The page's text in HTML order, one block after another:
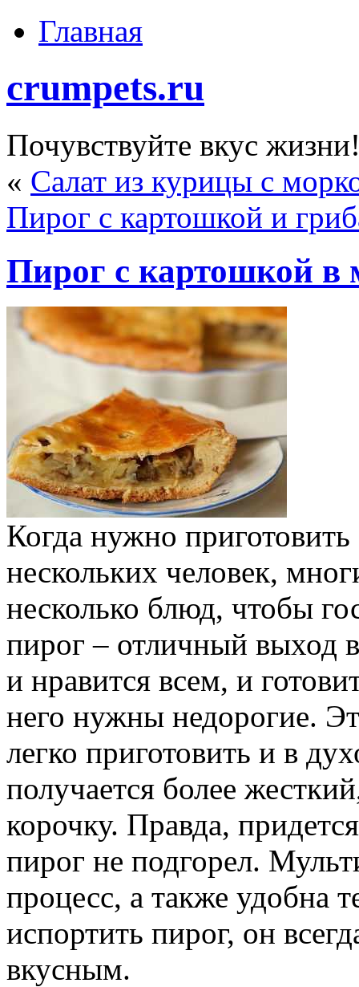
Главная
crumpets.ru
Почувствуйте вкус
« Салат из курицы с
Пирог с картошкой и
Пирог с картошкой в
Когда нужно
нескольких человек,
несколько блюд, чтобы
пирог – отличный выход
и нравится всем, и
него нужны недорогие.
легко приготовить и в
получается более
корочку. Правда,
пирог не подгорел.
процесс, а также удобна
испортить пирог, он
вкусным.